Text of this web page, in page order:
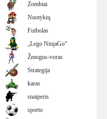
Zombiai
Nuotykių
Futbolas
„Lego NinjaGo“
Žmogus-voras
Strategija
karas
snaiperis
sporto